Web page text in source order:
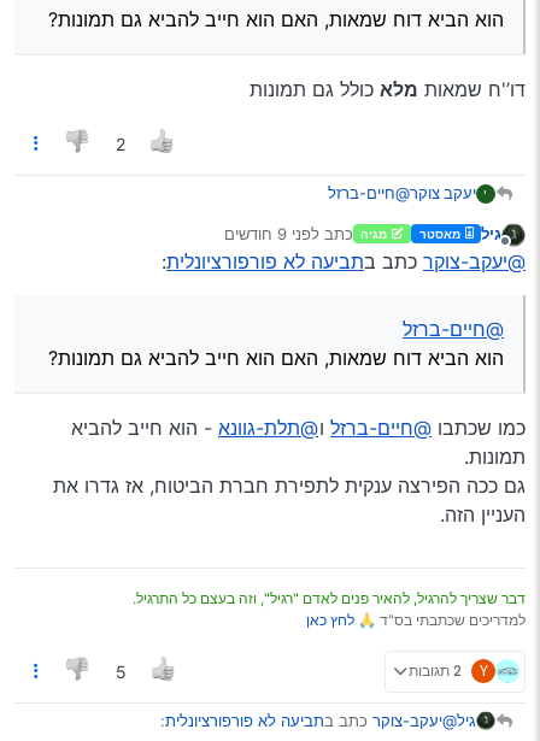
הוא הביא דוח שמאות, האם הוא חייב להביא גם תמונות?
דו’'ח שמאות מלא כולל גם תמונות
2
י יעקב צוקר@חיים-ברזל
גיל מאסטר מגיה כתבלפני 9 חודשים
נערך לאחרונה על ידי
@יעקב-צוקר כתב בתביעה לא פורפורציונלית:
@חיים-ברזל
הוא הביא דוח שמאות, האם הוא חייב להביא גם תמונות?
כמו שכתבו @חיים-ברזל ו@תלת-גוונא - הוא חייב להביא
תמונות.
גם ככה הפירצה ענקית לתפירת חברת הביטוח, אז גדרו את
העניין הזה.
דבר שצריך להרגיל, להאיר פנים לאדם "רגיל", וזה בעצם כל התרגיל.
למדריכים שכתבתי בס"ד 🙏 לחץ כאן
Y 2 תגובות 5
גיל@יעקב-צוקר כתב בתביעה לא פורפורציונלית: